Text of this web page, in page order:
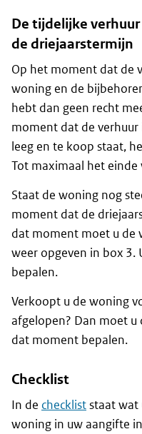
De tijdelijke
de driejaarstermijn
Op het moment dat de
woning en de
hebt dan geen recht
moment dat de
leeg en te koop staat,
Tot maximaal het
Staat de woning nog
moment dat de
dat moment moet u de
weer opgeven in box 3.
bepalen.
Verkoopt u de woning
afgelopen? Dan moet u
dat moment bepalen.
Checklist
In de checkliststaat wat
woning in uw aangifte